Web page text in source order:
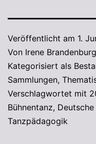
Veröffentlicht am 1.
Von Irene Brandenburg
Kategorisiert als
Sammlungen,
Verschlagwortet mit
Bühnentanz,
Tanzpädagogik